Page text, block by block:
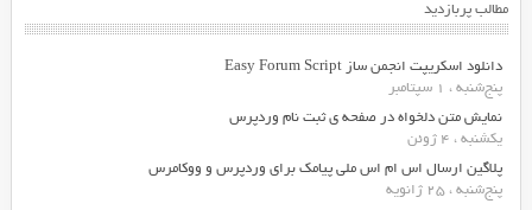
مطالب پربازدید
دانلود اسکریپت انجمن ساز Easy Forum Script
پنج‌شنبه ، 1 سپتامبر
نمایش متن دلخواه در صفحه ی ثبت نام وردپرس
یکشنبه ، 4 ژوئن
پلاگین ارسال اس ام اس ملی پیامک برای وردپرس و ووکامرس
پنج‌شنبه ، 25 ژانویه